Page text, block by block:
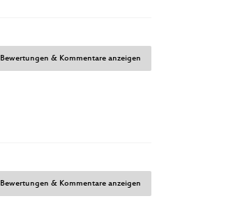
Bewertungen & Kommentare anzeigen
Bewertungen & Kommentare anzeigen